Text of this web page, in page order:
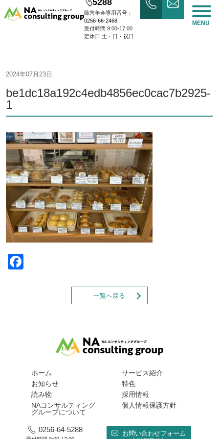
障害年金専用番号：
0256-66-2468
受付時間 9:00-17:00
定休日 土・日・祝日
MENU
2024年07月23日
be1dc18a192c4edb4856ec0cac7b2925-
1
一覧へ戻る
ホーム
お知らせ
読み物
NAコンサルティング
グループについて
サービス紹介
特色
採用情報
個人情報保護方針
0256-64-5288 お問い合わせフォーム